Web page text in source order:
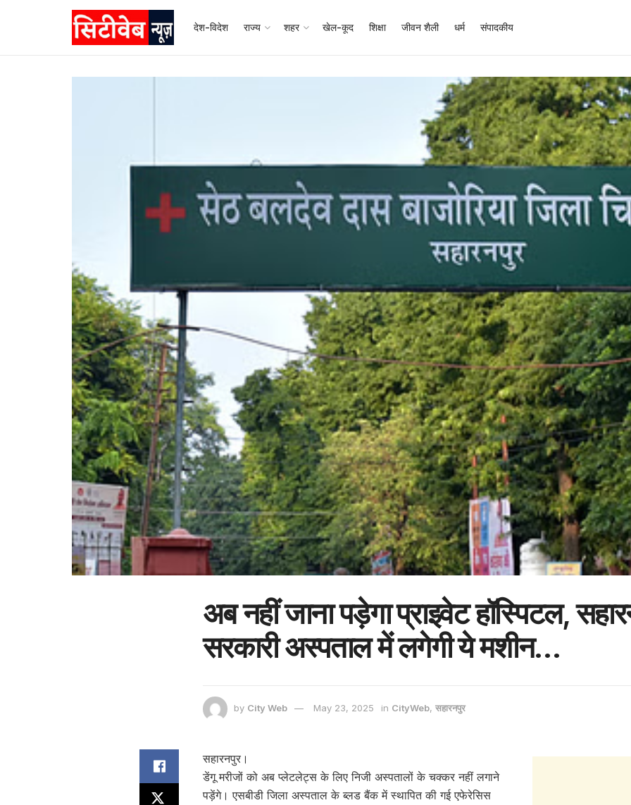
देश-विदेश राज्य शहर खेल-कूद शिक्षा जीवन शैली धर्म संपादकीय
अब नहीं जाना पड़ेगा प्राइवेट हॉस्पिटल,
सरकारी अस्पताल में लगेगी ये मशीन…
by City Web May 23, 2025 in CityWeb, सहारनपुर
सहारनपुर।
डेंगू मरीजों को अब प्लेटलेट्स के लिए निजी अस्पतालों के चक्कर नहीं लगाने
पड़ेंगे। एसबीडी जिला अस्पताल के ब्लड बैंक में स्थापित की गई एफेरेसिस